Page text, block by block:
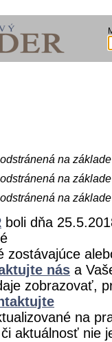
na
na
na
boli dňa
zostávajúce
nás a
zobrazovať,
na
aktuálnosť nie